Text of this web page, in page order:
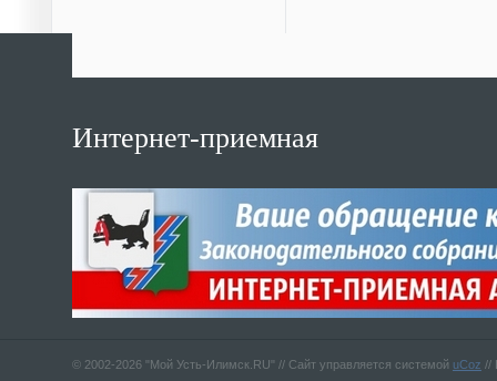
Интернет-приемная
© 2002-2026 "Мой Усть-Илимск.RU" // Сайт управляется системой uCoz //